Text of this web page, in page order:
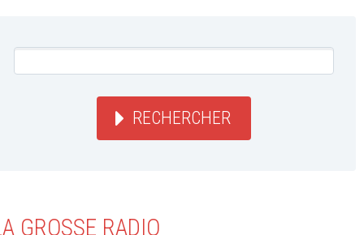
RECHERCHER
GROSSE RADIO